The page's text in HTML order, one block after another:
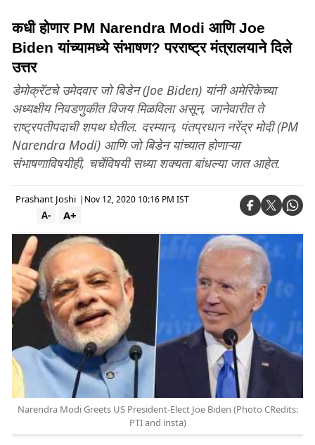
कधी होणार PM Narendra Modi आणि Joe
Biden यांच्यामध्ये संभाषण? परराष्ट्र मंत्रालयाने दिले
उत्तर
डेमोक्रॅटचे उमेदवार जो बिडेन (Joe Biden) यांनी अमेरिकेच्या
अध्यक्षीय निवडणुकीत विजय मिळविला असून, जानेवारीत ते
राष्ट्रपतीपदाची शपथ घेतील. दरम्यान, पंतप्रधान नरेंद्र मोदी (PM
Narendra Modi) आणि जो बिडेन यांच्यात होणाऱ्या
संभाषणाविषयीही, चर्चेविषयी सध्या शक्यता बांधल्या जात आहेत.
Prashant Joshi | Nov 12, 2020 10:16 PM IST
A+
A-
Narendra Modi Greets US President-Elect Joe Biden (Photo CRedits:
PTI and insta)